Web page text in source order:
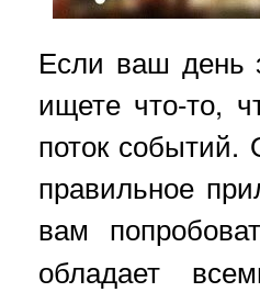
Если ваш день
ищете что-то,
поток
правильное
вам
обладает